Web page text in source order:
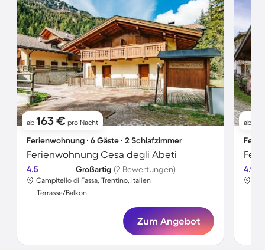
ab 163 € pro Nacht
Ferienwohnung ∙ 6 Gäste ∙ 2 Schlafzimmer
Ferienwohnung Cesa degli Abeti
4.5 Großartig (2 Bewertungen)
Campitello di Fassa, Trentino, Italien
Terrasse/Balkon
Zum Angebot
ab
4.9